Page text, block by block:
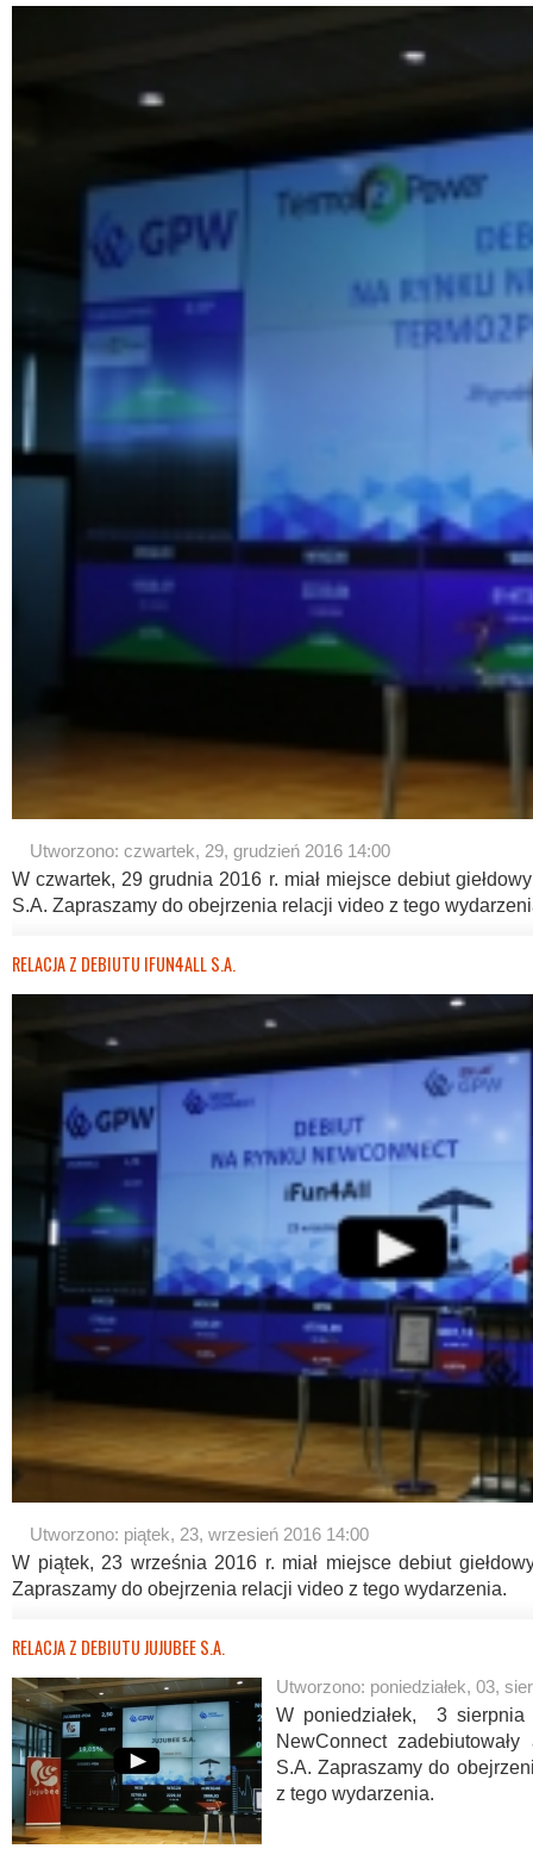
Utworzono: czwartek, 29, grudzień 2016 14:00
W czwartek, 29 grudnia 2016 r. miał miejsce debiut
S.A. Zapraszamy do obejrzenia relacji video z tego
RELACJA Z DEBIUTU IFUN4ALL S.A.
Utworzono: piątek, 23, wrzesień 2016 14:00
W piątek, 23 września 2016 r. miał miejsce debiut
Zapraszamy do obejrzenia relacji video z tego wydarzenia.
RELACJA Z DEBIUTU JUJUBEE S.A.
Utworzono: poniedziałek, 03,
W poniedziałek, 3
NewConnect
S.A. Zapraszamy do
z tego wydarzenia.